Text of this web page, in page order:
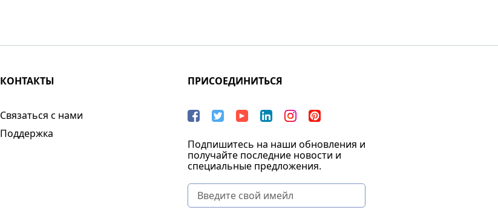
КОНТАКТЫ
Связаться с нами
Поддержка
ПРИСОЕДИНИТЬСЯ
Подпишитесь на наши обновления и
получайте последние новости и
специальные предложения.